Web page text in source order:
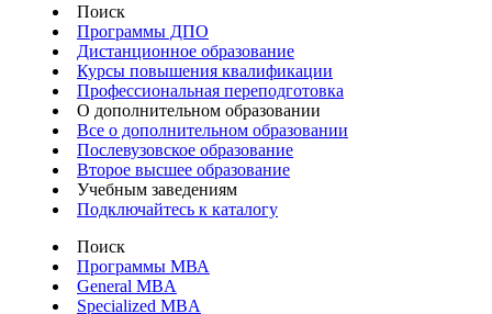
Поиск
Программы ДПО
Дистанционное образование
Курсы повышения квалификации
Профессиональная переподготовка
О дополнительном образовании
Все о дополнительном образовании
Послевузовское образование
Второе высшее образование
Учебным заведениям
Подключайтесь к каталогу
Поиск
Программы МВА
General MBA
Specialized MBA